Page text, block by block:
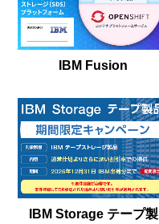
IBM Fusion
IBM Storage テープ製